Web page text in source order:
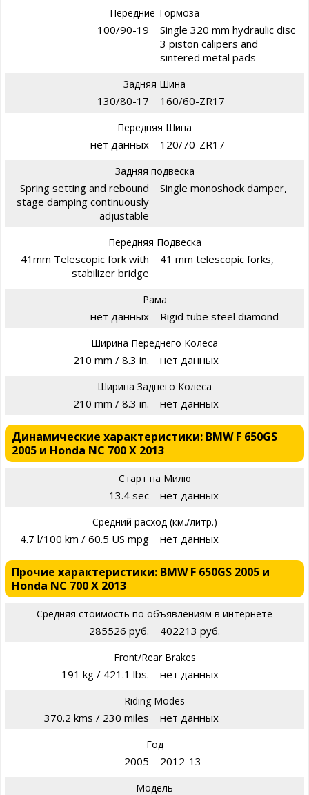
Передние Тормоза
100/90-19
Single 320 mm hydraulic disc
3 piston calipers and
sintered metal pads
Задняя Шина
130/80-17 160/60-ZR17
Передняя Шина
нет данных 120/70-ZR17
Задняя подвеска
Spring setting and rebound
stage damping continuously
adjustable
Single monoshock damper,
Передняя Подвеска
41mm Telescopic fork with
stabilizer bridge
41 mm telescopic forks,
Рама
нет данных Rigid tube steel diamond
Ширина Переднего Колеса
210 mm / 8.3 in. нет данных
Ширина Заднего Колеса
210 mm / 8.3 in. нет данных
Динамические характеристики: BMW F 650GS
2005 и Honda NC 700 X 2013
Старт на Милю
13.4 sec нет данных
Средний расход (км./литр.)
4.7 l/100 km / 60.5 US mpg нет данных
Прочие характеристики: BMW F 650GS 2005 и
Honda NC 700 X 2013
Средняя стоимость по объявлениям в интернете
285526 руб. 402213 руб.
Front/Rear Brakes
191 kg / 421.1 lbs. нет данных
Riding Modes
370.2 kms / 230 miles нет данных
Год
2005 2012-13
Модель